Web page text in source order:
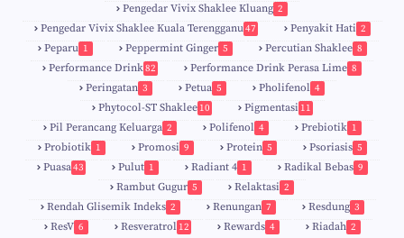
Pengedar Vivix Shaklee Kluang 2
Pengedar Vivix Shaklee Kuala Terengganu47 Penyakit Hati 2
Peparu 1 Peppermint Ginger 5 Percutian Shaklee 8
Performance Drink82 Performance Drink Perasa Lime 8
Peringatan 3 Petua 5 Pholifenol 4
Phytocol-ST Shaklee 10 Pigmentasi 11
Pil Perancang Keluarga 2 Polifenol 4 Prebiotik 1
Probiotik 1 Promosi 9 Protein 5 Psoriasis 5
Puasa43 Pulut 1 Radiant 4 1 Radikal Bebas 9
Rambut Gugur 5 Relaktasi 2
Rendah Glisemik Indeks 2 Renungan 7 Resdung 3
ResV 6 Resveratrol 12 Rewards 4 Riadah 2